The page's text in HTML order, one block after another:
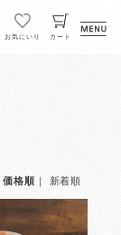
お気にいり カート
価格順 新着順